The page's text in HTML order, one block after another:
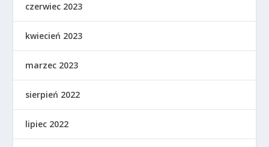
czerwiec 2023
kwiecień 2023
marzec 2023
sierpień 2022
lipiec 2022